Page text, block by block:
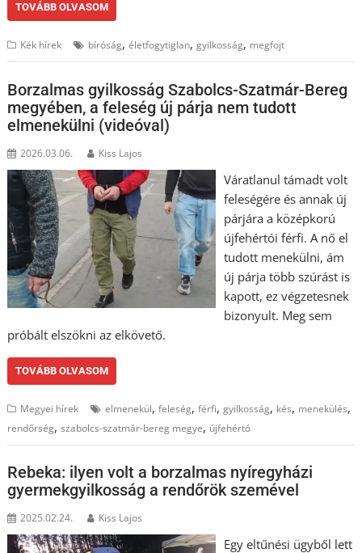
TOVÁBB OLVASOM
Kék hírek bíróság,életfogytiglan,gyilkosság, megfojt
Borzalmas gyilkosság Szabolcs-Szatmár-Bereg
megyében, a feleség új párja nem tudott
elmenekülni (videóval)
2026.03.06. Kiss Lajos
Váratlanul támadt volt
feleségére és annak új
párjára a középkorú
újfehértói férfi. A nő el
tudott menekülni, ám
új párja több szúrást is
kapott, ez végzetesnek
bizonyult. Meg sem
próbált elszökni az elkövető.
TOVÁBB OLVASOM
Megyei hírek elmenekül,feleség,férfi,gyilkosság, kés, menekülés,
rendőrség,szabolcs-szatmár-bereg megye, újfehértó
Rebeka: ilyen volt a borzalmas nyíregyházi
gyermekgyilkosság a rendőrök szemével
2025.02.24. Kiss Lajos
Egy eltűnési ügyből lett